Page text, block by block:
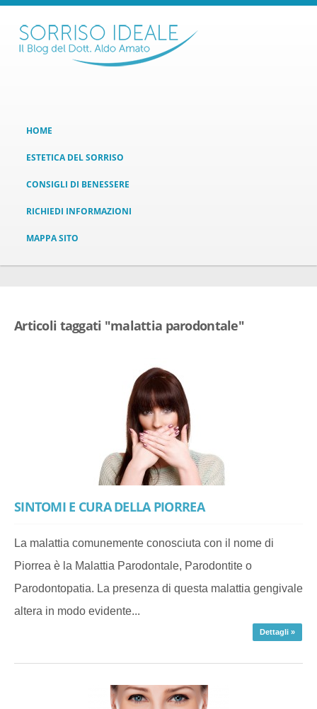
HOME
ESTETICA DEL SORRISO
CONSIGLI DI BENESSERE
RICHIEDI INFORMAZIONI
MAPPA SITO
Articoli taggati "malattia parodontale"
SINTOMI E CURA DELLA PIORREA
La malattia comunemente conosciuta con il nome di
Piorrea è la Malattia Parodontale, Parodontite o
Parodontopatia. La presenza di questa malattia gengivale
altera in modo evidente...
Dettagli »